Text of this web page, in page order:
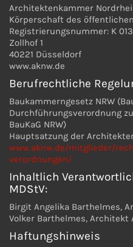
Architektenkammer
Körperschaft des
Registrierungsnummer: K
Zollhof 1
40221 Düsseldorf
www.aknw.de
Berufrechtliche
Baukammerngesetz NRW
Durchführungsverordnung
BauKaG NRW)
Hauptsatzung der
www.aknw.de/mitglieder/
verordnungen/
Inhaltlich
MDStV:
Birgit Angelika Barthelmes,
Volker Barthelmes, Architekt
Haftungshinweis